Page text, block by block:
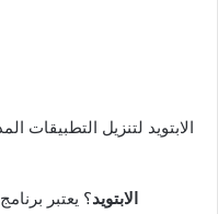
تحميل برنامج Aptoide الابتويد؟ يعتبر برنامج